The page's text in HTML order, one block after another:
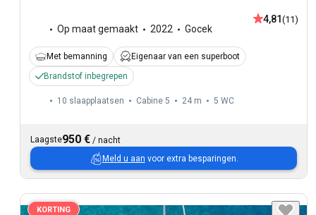
Op maat gemaakt 2022 Gocek
4,81 (11)
Met bemanning
Eigenaar van een superboot
Brandstof inbegrepen
10 slaapplaatsen Cabine 5 24 m 5 WC
Laagste950 € / nacht
Meld u aan voor extra besparingen.
KORTING